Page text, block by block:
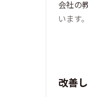
会社の
います
改善